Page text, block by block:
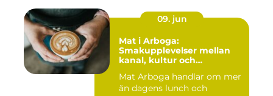
09. jun
Mat i Arboga:
Smakupplevelser mellan
kanal, kultur och
Mat Arboga handlar om mer
än dagens lunch och